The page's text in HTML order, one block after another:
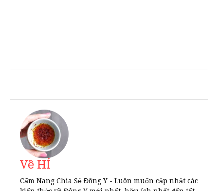
Về HÍ
Cẩm Nang Chia Sẻ Đông Y - Luôn muốn cập nhật các